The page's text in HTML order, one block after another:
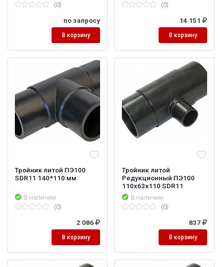
(0)
по запросу
В корзину
(0)
14 151
В корзину
Тройник литой ПЭ100
SDR11 140*110 мм
В наличии
(0)
2 086
В корзину
Тройник литой
Редукционный ПЭ100
110х63х110 SDR11
В наличии
(0)
837
В корзину